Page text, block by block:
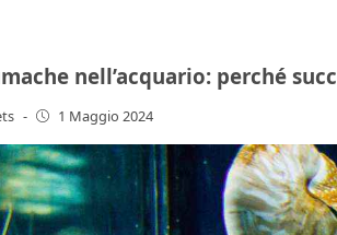
nell’acquario: perché
- 1 Maggio 2024